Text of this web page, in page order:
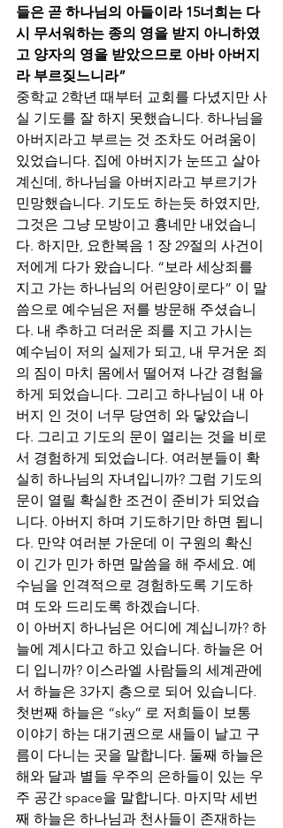
들은 곧 하나님의 아들이라 15너희는 다
시 무서워하는 종의 영을 받지 아니하였
고 양자의 영을 받았으므로 아바 아버지
라 부르짖느니라”
중학교 2학년 때부터 교회를 다녔지만 사
실 기도를 잘 하지 못했습니다. 하나님을
아버지라고 부르는 것 조차도 어려움이
있었습니다. 집에 아버지가 눈뜨고 살아
계신데, 하나님을 아버지라고 부르기가
민망했습니다. 기도도 하는듯 하였지만,
그것은 그냥 모방이고 흉네만 내었습니
다. 하지만, 요한복음 1 장 29절의 사건이
저에게 다가 왔습니다. “보라 세상죄를
지고 가는 하나님의 어린양이로다” 이 말
씀으로 예수님은 저를 방문해 주셨습니
다. 내 추하고 더러운 죄를 지고 가시는
예수님이 저의 실제가 되고, 내 무거운 죄
의 짐이 마치 몸에서 떨어져 나간 경험을
하게 되었습니다. 그리고 하나님이 내 아
버지 인 것이 너무 당연히 와 닿았습니
다. 그리고 기도의 문이 열리는 것을 비로
서 경험하게 되었습니다. 여러분들이 확
실히 하나님의 자녀입니까? 그럼 기도의
문이 열릴 확실한 조건이 준비가 되었습
니다. 아버지 하며 기도하기만 하면 됩니
다. 만약 여러분 가운데 이 구원의 확신
이 긴가 민가 하면 말씀을 해 주세요. 예
수님을 인격적으로 경험하도록 기도하
며 도와 드리도록 하겠습니다.
이 아버지 하나님은 어디에 계십니까? 하
늘에 계시다고 하고 있습니다. 하늘은 어
디 입니까? 이스라엘 사람들의 세계관에
서 하늘은 3가지 층으로 되어 있습니다.
첫번째 하늘은 “sky” 로 저희들이 보통
이야기 하는 대기권으로 새들이 날고 구
름이 다니는 곳을 말합니다. 둘째 하늘은
해와 달과 별들 우주의 은하들이 있는 우
주 공간 space을 말합니다. 마지막 세번
째 하늘은 하나님과 천사들이 존재하는